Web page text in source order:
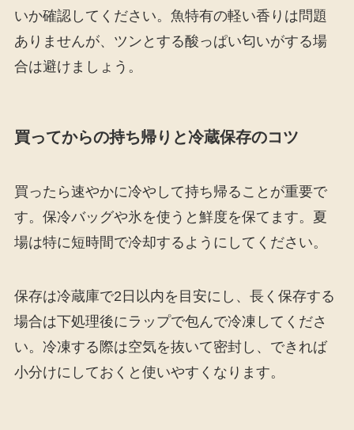
いか確認してください。魚特有の軽い香りは問題
ありませんが、ツンとする酸っぱい匂いがする場
合は避けましょう。
買ってからの持ち帰りと冷蔵保存のコツ
買ったら速やかに冷やして持ち帰ることが重要で
す。保冷バッグや氷を使うと鮮度を保てます。夏
場は特に短時間で冷却するようにしてください。
保存は冷蔵庫で2日以内を目安にし、長く保存する
場合は下処理後にラップで包んで冷凍してくださ
い。冷凍する際は空気を抜いて密封し、できれば
小分けにしておくと使いやすくなります。